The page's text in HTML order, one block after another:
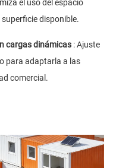
el uso del espacio
disponible.
cargas dinámicas : Ajuste
para adaptarla a las
comercial.